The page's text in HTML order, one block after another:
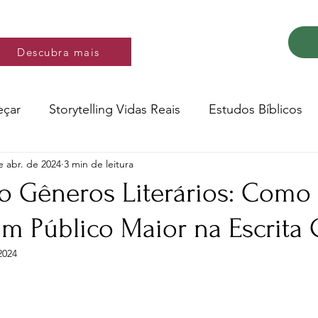
mais
Descubra mais
Storytelling Vidas Reais Estudos Bíblicos
Música e video Versos
Conte a Sua História Livro: Decidir
Gêneros Literários: Como
Público Maior na Escrita
abr. de 2024 3 min de leitura